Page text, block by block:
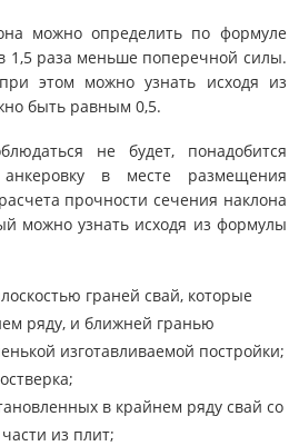
можно определить по формуле
1,5 раза меньше поперечной силы.
этом можно узнать исходя из
быть равным 0,5.
не будет, понадобится
в месте размещения
прочности сечения наклона
можно узнать исходя из формулы
граней свай, которые
ряду, и ближней гранью
изготавливаемой постройки;
в крайнем ряду свай со
из плит;